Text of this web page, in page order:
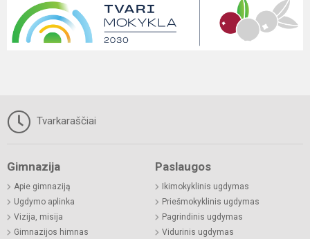
Tvarkaraščiai
Gimnazija
Apie gimnaziją
Ugdymo aplinka
Vizija, misija
Gimnazijos himnas
Paslaugos
Ikimokyklinis ugdymas
Priešmokyklinis ugdymas
Pagrindinis ugdymas
Vidurinis ugdymas